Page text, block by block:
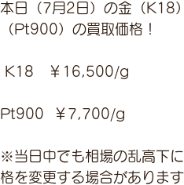
本日（7月2日）の金（K18
（Pt900）の買取価格！
K18　￥16,500/g
Pt900  ￥7,700/g
※当日中でも相場の乱高下
格を変更する場合がありま